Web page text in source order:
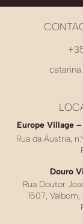
Europe Village
Rua da Áustria,
Douro
Rua Doutor
1507, Valbom,